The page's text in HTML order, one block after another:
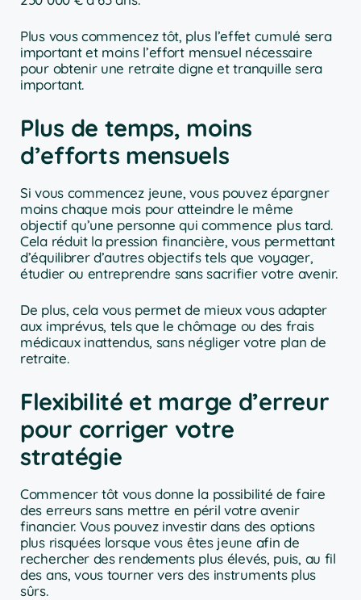
Plus vous commencez tôt, plus l’effet cumulé sera
important et moins l’effort mensuel nécessaire
pour obtenir une retraite digne et tranquille sera
important.
Plus de temps, moins
d’efforts mensuels
Si vous commencez jeune, vous pouvez épargner
moins chaque mois pour atteindre le même
objectif qu’une personne qui commence plus tard.
Cela réduit la pression financière, vous permettant
d’équilibrer d’autres objectifs tels que voyager,
étudier ou entreprendre sans sacrifier votre avenir.
De plus, cela vous permet de mieux vous adapter
aux imprévus, tels que le chômage ou des frais
médicaux inattendus, sans négliger votre plan de
retraite.
Flexibilité et marge d’erreur
pour corriger votre
stratégie
Commencer tôt vous donne la possibilité de faire
des erreurs sans mettre en péril votre avenir
financier. Vous pouvez investir dans des options
plus risquées lorsque vous êtes jeune afin de
rechercher des rendements plus élevés, puis, au fil
des ans, vous tourner vers des instruments plus
sûrs.